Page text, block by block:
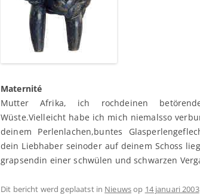
Maternité
Mutter Afrika, ich rochdeinen
Wüste.Vielleicht habe ich mich niemalsso
deinem Perlenlachen,buntes
dein Liebhaber seinoder auf deinem Schoss
grapsendin einer schwülen und schwarzen
Dit bericht werd geplaatst in Nieuwsop 14 januari 2003